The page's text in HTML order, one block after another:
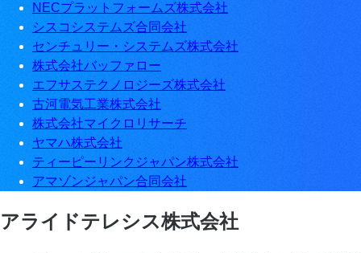
NECプラットフォームズ株式会社
シスコシステムズ合同会社
センチュリー・システムズ株式会社
株式会社バッファロー
エフサステクノロジーズ株式会社
古河電気工業株式会社
株式会社マイクロリサーチ
ヤマハ株式会社
ティーピーリンクジャパン株式会社
アマゾンジャパン合同会社
アライドテレシス株式会社